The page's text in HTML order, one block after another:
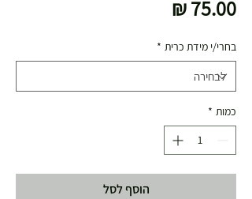
בחרי/י מידת כרית *
כמות *
הוסף לסל